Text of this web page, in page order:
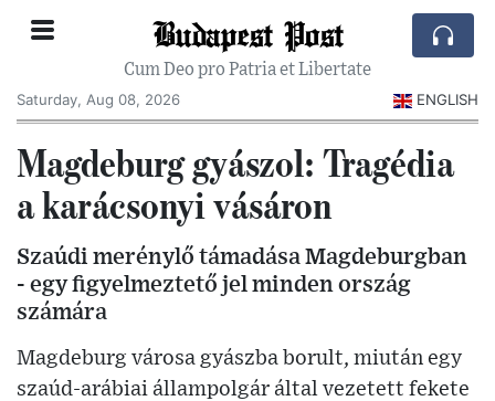
Budapest Post
Cum Deo pro Patria et Libertate
Saturday, Aug 08, 2026
ENGLISH
Magdeburg gyászol: Tragédia
a karácsonyi vásáron
Szaúdi merénylő támadása Magdeburgban
- egy figyelmeztető jel minden ország
számára
Magdeburg városa gyászba borult, miután egy
szaúd-arábiai állampolgár által vezetett fekete